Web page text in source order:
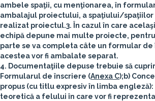
ambele spaţii, cu menţionarea, în
ambalajul proiectului, a spaţiului/
realizat proiectul.3. În cazul în care
echipă depune mai multe proiecte,
parte se va completa câte un formular de
acestea vor fi ambalate separat.
4. Documentaţiile depuse trebuie să
Formularul de înscriere (Anexa C); b)
propus (cu titlu expresiv în limba
teoretică a felului în care vor fi